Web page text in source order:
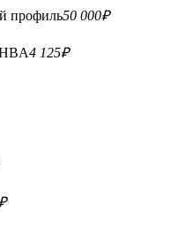
профиль50 000₽
4 125₽